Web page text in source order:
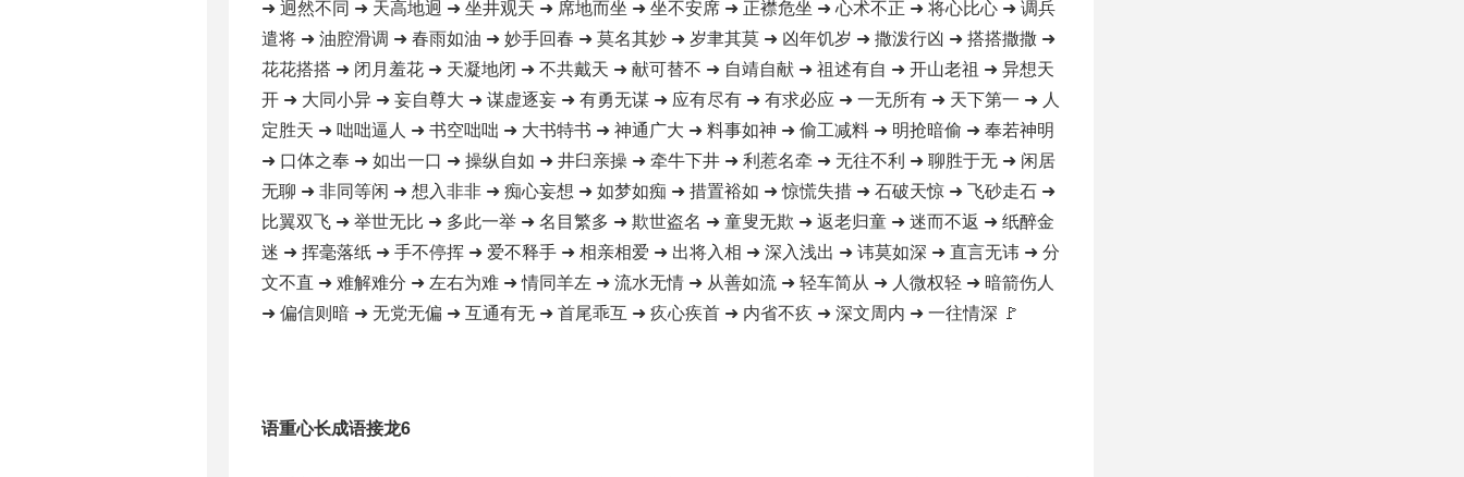
➜ 迥然不同 ➜ 天高地迥 ➜ 坐井观天 ➜ 席地而坐 ➜ 坐不安席 ➜ 正襟危坐 ➜ 心术不正 ➜ 将心比心 ➜ 调兵
遣将 ➜ 油腔滑调 ➜ 春雨如油 ➜ 妙手回春 ➜ 莫名其妙 ➜ 岁聿其莫 ➜ 凶年饥岁 ➜ 撒泼行凶 ➜ 搭搭撒撒 ➜
花花搭搭 ➜ 闭月羞花 ➜ 天凝地闭 ➜ 不共戴天 ➜ 献可替不 ➜ 自靖自献 ➜ 祖述有自 ➜ 开山老祖 ➜ 异想天
开 ➜ 大同小异 ➜ 妄自尊大 ➜ 谋虚逐妄 ➜ 有勇无谋 ➜ 应有尽有 ➜ 有求必应 ➜ 一无所有 ➜ 天下第一 ➜ 人
定胜天 ➜ 咄咄逼人 ➜ 书空咄咄 ➜ 大书特书 ➜ 神通广大 ➜ 料事如神 ➜ 偷工减料 ➜ 明抢暗偷 ➜ 奉若神明
➜ 口体之奉 ➜ 如出一口 ➜ 操纵自如 ➜ 井臼亲操 ➜ 牵牛下井 ➜ 利惹名牵 ➜ 无往不利 ➜ 聊胜于无 ➜ 闲居
无聊 ➜ 非同等闲 ➜ 想入非非 ➜ 痴心妄想 ➜ 如梦如痴 ➜ 措置裕如 ➜ 惊慌失措 ➜ 石破天惊 ➜ 飞砂走石 ➜
比翼双飞 ➜ 举世无比 ➜ 多此一举 ➜ 名目繁多 ➜ 欺世盗名 ➜ 童叟无欺 ➜ 返老归童 ➜ 迷而不返 ➜ 纸醉金
迷 ➜ 挥毫落纸 ➜ 手不停挥 ➜ 爱不释手 ➜ 相亲相爱 ➜ 出将入相 ➜ 深入浅出 ➜ 讳莫如深 ➜ 直言无讳 ➜ 分
文不直 ➜ 难解难分 ➜ 左右为难 ➜ 情同羊左 ➜ 流水无情 ➜ 从善如流 ➜ 轻车简从 ➜ 人微权轻 ➜ 暗箭伤人
➜ 偏信则暗 ➜ 无党无偏 ➜ 互通有无 ➜ 首尾乖互 ➜ 疚心疾首 ➜ 内省不疚 ➜ 深文周内 ➜ 一往情深 🚩
语重心长成语接龙6